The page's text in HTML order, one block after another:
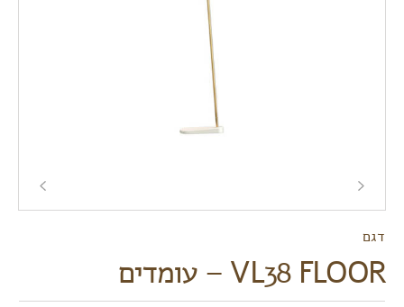
דגם
VL38 FLOOR – עומדים